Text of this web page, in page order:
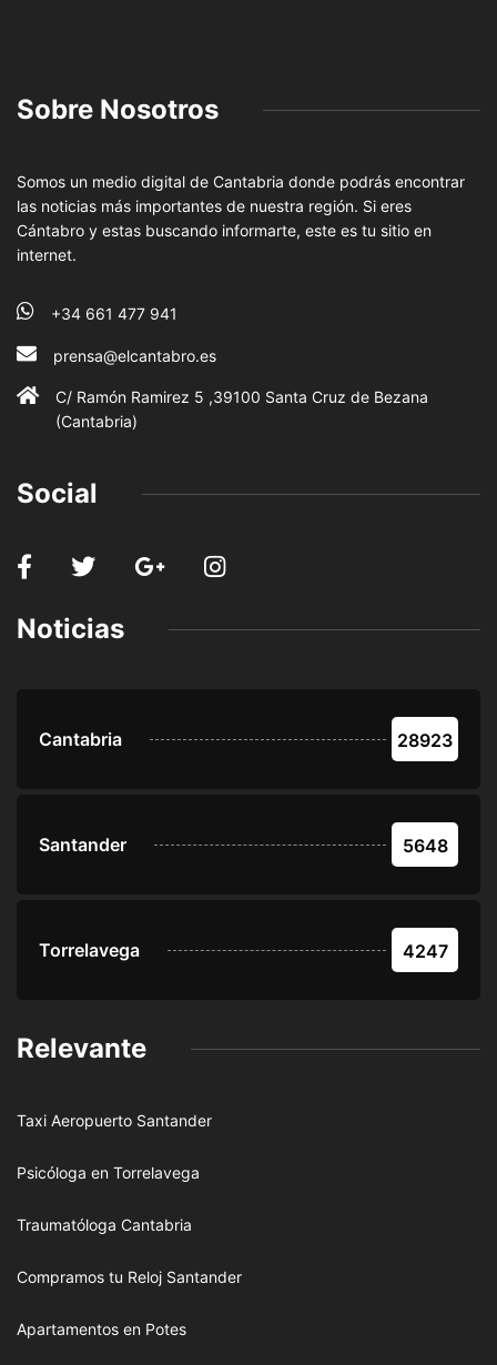
Sobre Nosotros
Somos un medio digital de Cantabria donde podrás encontrar
las noticias más importantes de nuestra región. Si eres
Cántabro y estas buscando informarte, este es tu sitio en
internet.
+34 661 477 941
prensa@elcantabro.es
C/ Ramón Ramirez 5 ,39100 Santa Cruz de Bezana
(Cantabria)
Social
Noticias
Cantabria 28923
Santander 5648
Torrelavega 4247
Relevante
Taxi Aeropuerto Santander
Psicóloga en Torrelavega
Traumatóloga Cantabria
Compramos tu Reloj Santander
Apartamentos en Potes